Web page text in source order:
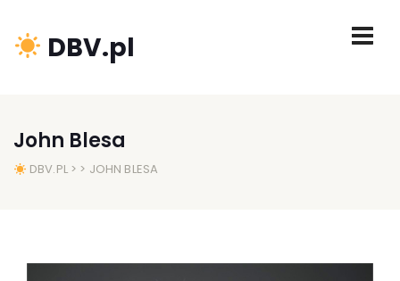
DBV.pl
John Blesa
DBV.PL> > JOHN BLESA